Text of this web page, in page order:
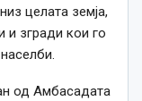
целата земја,
и згради кои го
од Амбасадата